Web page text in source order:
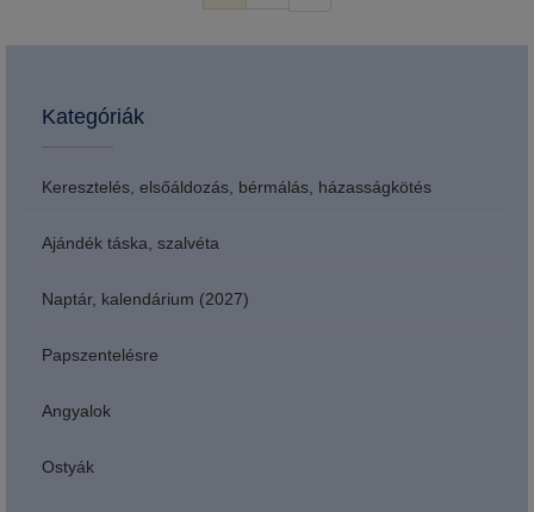
Kategóriák
Keresztelés, elsőáldozás, bérmálás, házasságkötés
Ajándék táska, szalvéta
Naptár, kalendárium (2027)
Papszentelésre
Angyalok
Ostyák